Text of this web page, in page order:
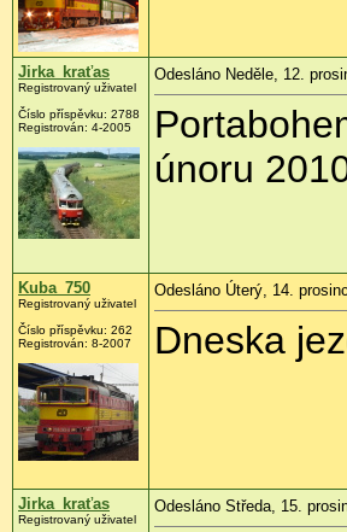
Jirka_kraťas
Registrovaný uživatel
Číslo příspěvku: 2788
Registrován: 4-2005
Odesláno Neděle, 12.
únoru
Kuba_750
Registrovaný uživatel
Číslo příspěvku: 262
Registrován: 8-2007
Odesláno Úterý, 14.
Dneska
Jirka_kraťas
Registrovaný uživatel
Odesláno Středa, 15.